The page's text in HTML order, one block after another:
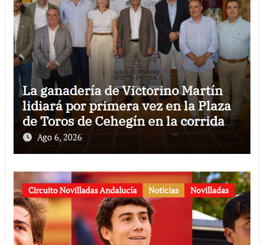
La ganadería de Victorino Martín
lidiará por primera vez en la Plaza
de Toros de Cehegín en la corrida
conmemorativa de su 125
aniversario
Ago 6, 2026
Circuito Novilladas Andalucía Noticias Novilladas